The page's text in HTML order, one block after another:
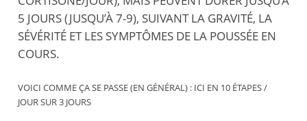
5 JOURS (JUSQU’À 7-9), SUIVANT LA GRAVITÉ, LA
SÉVÉRITÉ ET LES SYMPTÔMES DE LA POUSSÉE EN
COURS.
VOICI COMME ÇA SE PASSE (EN GÉNÉRAL) : ICI EN 10 ÉTAPES /
JOUR SUR 3 JOURS